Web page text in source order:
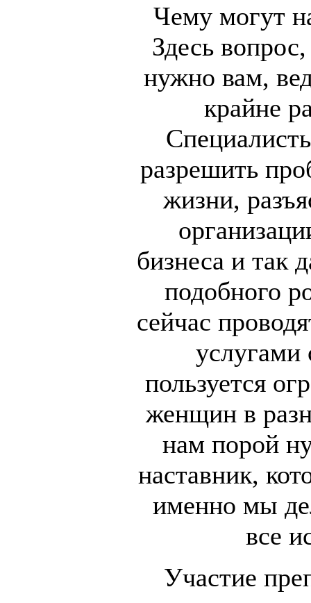
Чему могут
Здесь
нужно вам,
крайне
разрешить
жизни,
бизнеса и так
подобного
сейчас
услугами
пользуется
женщин в
нам порой
наставник,
именно мы
все
Участие